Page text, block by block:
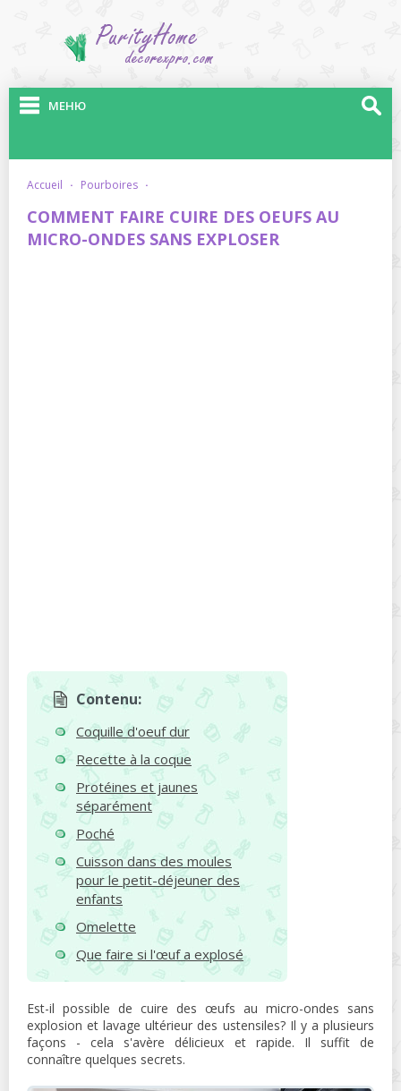
МЕНЮ
accueil · pourboires ·
COMMENT FAIRE CUIRE DES OEUFS AU
MICRO-ONDES SANS EXPLOSER
Contenu:
Coquille d'oeuf dur
Recette à la coque
Protéines et jaunes
séparément
Poché
Cuisson dans des moules
pour le petit-déjeuner des
enfants
Omelette
Que faire si l'œuf a explosé
Est-il possible de cuire des œufs au micro-ondes sans
explosion et lavage ultérieur des ustensiles? Il y a plusieurs
façons - cela s'avère délicieux et rapide. Il suffit de
connaître quelques secrets.